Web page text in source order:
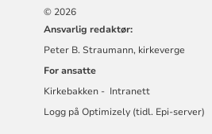
© 2026
Ansvarlig redaktør:
Peter B. Straumann, kirkeverge
For ansatte
Kirkebakken - Intranett
Logg på Optimizely (tidl. Epi-server)